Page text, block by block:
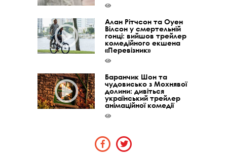
Алан Рітчсон та Оуен
Вілсон у смертельній
гонці: вийшов трейлер
комедійного екшена
«Перевізник»
Баранчик Шон та
чудовисько з Мохнявої
долини: дивіться
український трейлер
анімаційної комедії